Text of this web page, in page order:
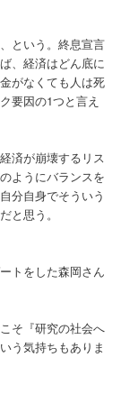
という。終息宣言
、経済はどん底に
がなくても人は死
要因の1つと言え
済が崩壊するリス
ようにバランスを
分自身でそういう
と思う。
トをした森岡さん
そ『研究の社会へ
う気持ちもありま